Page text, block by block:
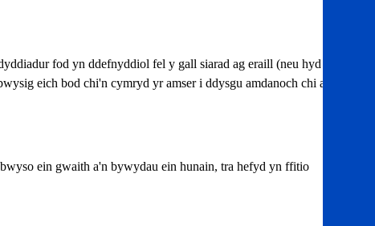
fod yn ddefnyddiol fel y gall siarad ag eraill (neu hyd yn
eich bod chi'n cymryd yr amser i ddysgu amdanoch chi ac yn
ein gwaith a'n bywydau ein hunain, tra hefyd yn ffitio